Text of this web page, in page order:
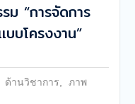
ม “การจัดการ
บบโครงงาน”
ด้านวิชาการ
ภาพ